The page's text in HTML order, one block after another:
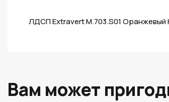
ЛДСП Extravert M.703.S01 Оранжевый
Вам может